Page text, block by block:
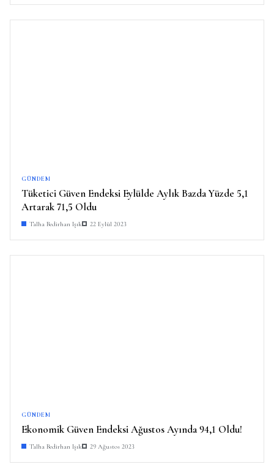
GÜNDEM
Tüketici Güven Endeksi Eylülde Aylık Bazda Yüzde 5,1
Artarak 71,5 Oldu
Talha Bedirhan Işık 22 Eylül 2023
GÜNDEM
Ekonomik Güven Endeksi Ağustos Ayında 94,1 Oldu!
Talha Bedirhan Işık 29 Ağustos 2023